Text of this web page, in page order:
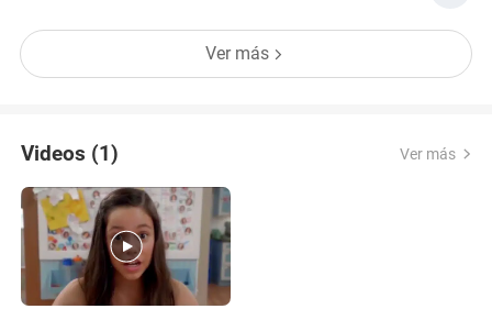
Ver más
Videos (1) Ver más